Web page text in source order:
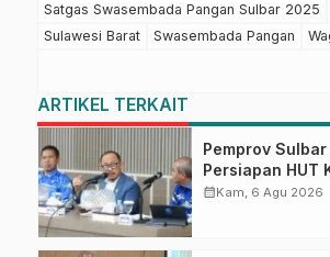
Satgas Swasembada Pangan Sulbar 2025
Sulawesi Barat
Swasembada Pangan
ARTIKEL TERKAIT
Pemprov
Persiapan HUT
Puncak
calendar_monthKam, 6 Agu 2026